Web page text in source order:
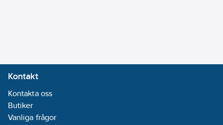
Kontakt
Kontakta oss
Butiker
Vanliga frågor